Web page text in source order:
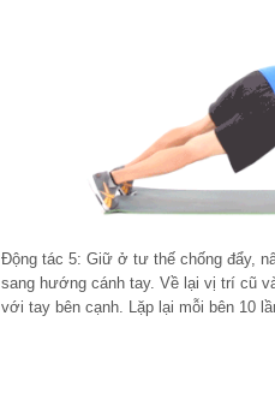
Động tác 5: Giữ ở tư thế chống đẩy,
sang hướng cánh tay. Về lại vị trí cũ
với tay bên cạnh. Lặp lại mỗi bên 10